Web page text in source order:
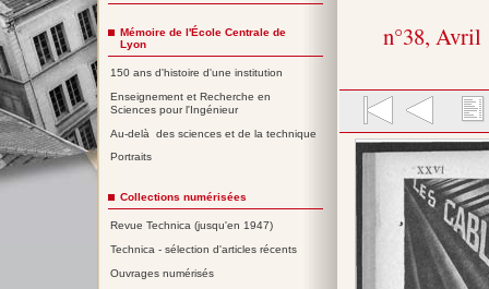
n°38, Avril
Mémoire de l'École Centrale de
Lyon
150 ans d'histoire d'une institution
Enseignement et Recherche en
Sciences pour l'Ingénieur
Au-delà des sciences et de la technique
Portraits
Collections numérisées
Revue Technica (jusqu'en 1947)
Technica - sélection d'articles récents
Ouvrages numérisés